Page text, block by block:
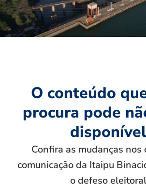
O conteúdo
procura pode
disponível
Confira as mudanças nos
comunicação da Itaipu
o defeso eleitoral